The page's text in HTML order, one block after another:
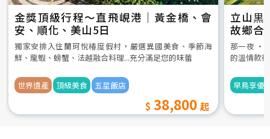
金獎頂級行程～直飛峴港｜黃金橋、會
安、順化、美山5日
獨家安排入住蘭珂悅椿度假村，嚴選異國美食、季節海
鮮、龍蝦、螃蟹、法越融合料理...充分滿足您的味蕾
世界遺產 頂級美食 五星飯店
38,800
立山黒
故鄉合
5日
那一夜 ‧
的溫情款
早鳥享優